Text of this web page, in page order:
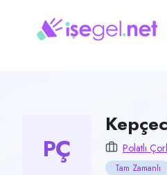
Yiyecek & İçecek (Restoran/Cafe)
Keçiören, Ankara
PÇ Polatlı
Tam Zamanlı